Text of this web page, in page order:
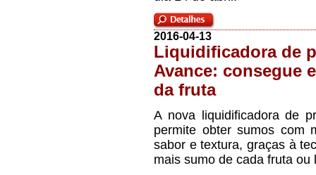
2016-04-13
Liquidificadora de
Avance: consegue
da fruta
A nova liquidificadora de
permite obter sumos com
sabor e textura, graças à
mais sumo de cada fruta ou